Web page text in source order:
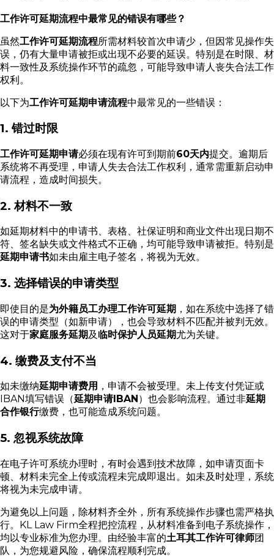
工作许可延期流程中最常见的错误有哪些？
虽然工作许可延期流程所需材料较首次申请少，但因常见操作失
误，仍有大量申请被拒或出现不必要的延误。特别是在时限、材
料一致性及系统操作环节的疏忽，可能导致申请人丧失合法工作
权利。
以下为工作许可延期申请流程中最常见的一些错误：
1. 错过时限
工作许可延期申请必须在现有许可到期前60天内提交。逾期后
系统将不再受理，申请人失去合法工作权利，通常需重新启动申
请流程，造成时间损失。
2. 材料不一致
如延期材料中的申请书、表格、社保证明和商业文件出现日期不
符、签名缺失或文件格式不正确，均可能导致申请被拒。特别是
延期申请书如未由雇主电子签名，将视为无效。
3. 选择错误的申请类型
即使目的是为外籍员工办理工作许可延期 ，如在系统中选择了错
误的申请类型（如新申请），也会导致材料不匹配并被判无效。
这对于家庭服务延期及 临时保护人员延期尤为关键。
4. 缴费及支付不当
如未缴纳延期申请费用 ，申请不会被受理。未上传支付凭证或
IBAN填写错误（延期申请IBAN ）也会影响流程。通过非延期
合作银行缴费，也可能造成系统问题。
5. 忽视系统故障
在电子许可系统办理时，有时会遇到技术故障，如申请页面卡
顿、材料未完全上传或流程未完成即退出。如未及时处理，系统
将视为未完成申请。
为避免以上问题，除材料齐全外，所有系统操作步骤也需严格执
行。KL Law Firm全程把控流程，从材料准备到电子系统操作，
均以专业标准为您办理。由经验丰富的土耳其工作许可律师团
队，为您规避风险，确保流程顺利完成。